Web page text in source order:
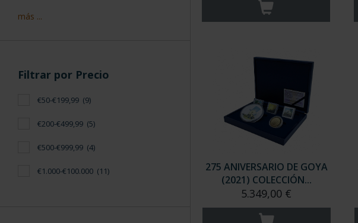
más ...
Filtrar por Precio
€50-€199,99 (9)
€200-€499,99 (5)
€500-€999,99 (4)
€1.000-€100.000 (11)
275 ANIVERSARIO DE GOYA
(2021) COLECCIÓN...
5.349,00 €